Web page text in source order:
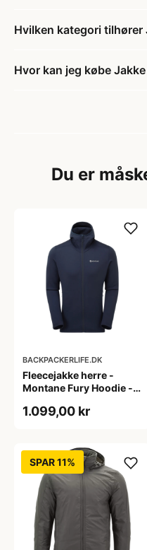
Hvilken kategori tilhører
Hvor kan jeg købe
Du er
BACKPACKERLIFE.DK
Fleecejakke herre -
Montane Fury Hoodie -
1.099,00 kr
SPAR 11%